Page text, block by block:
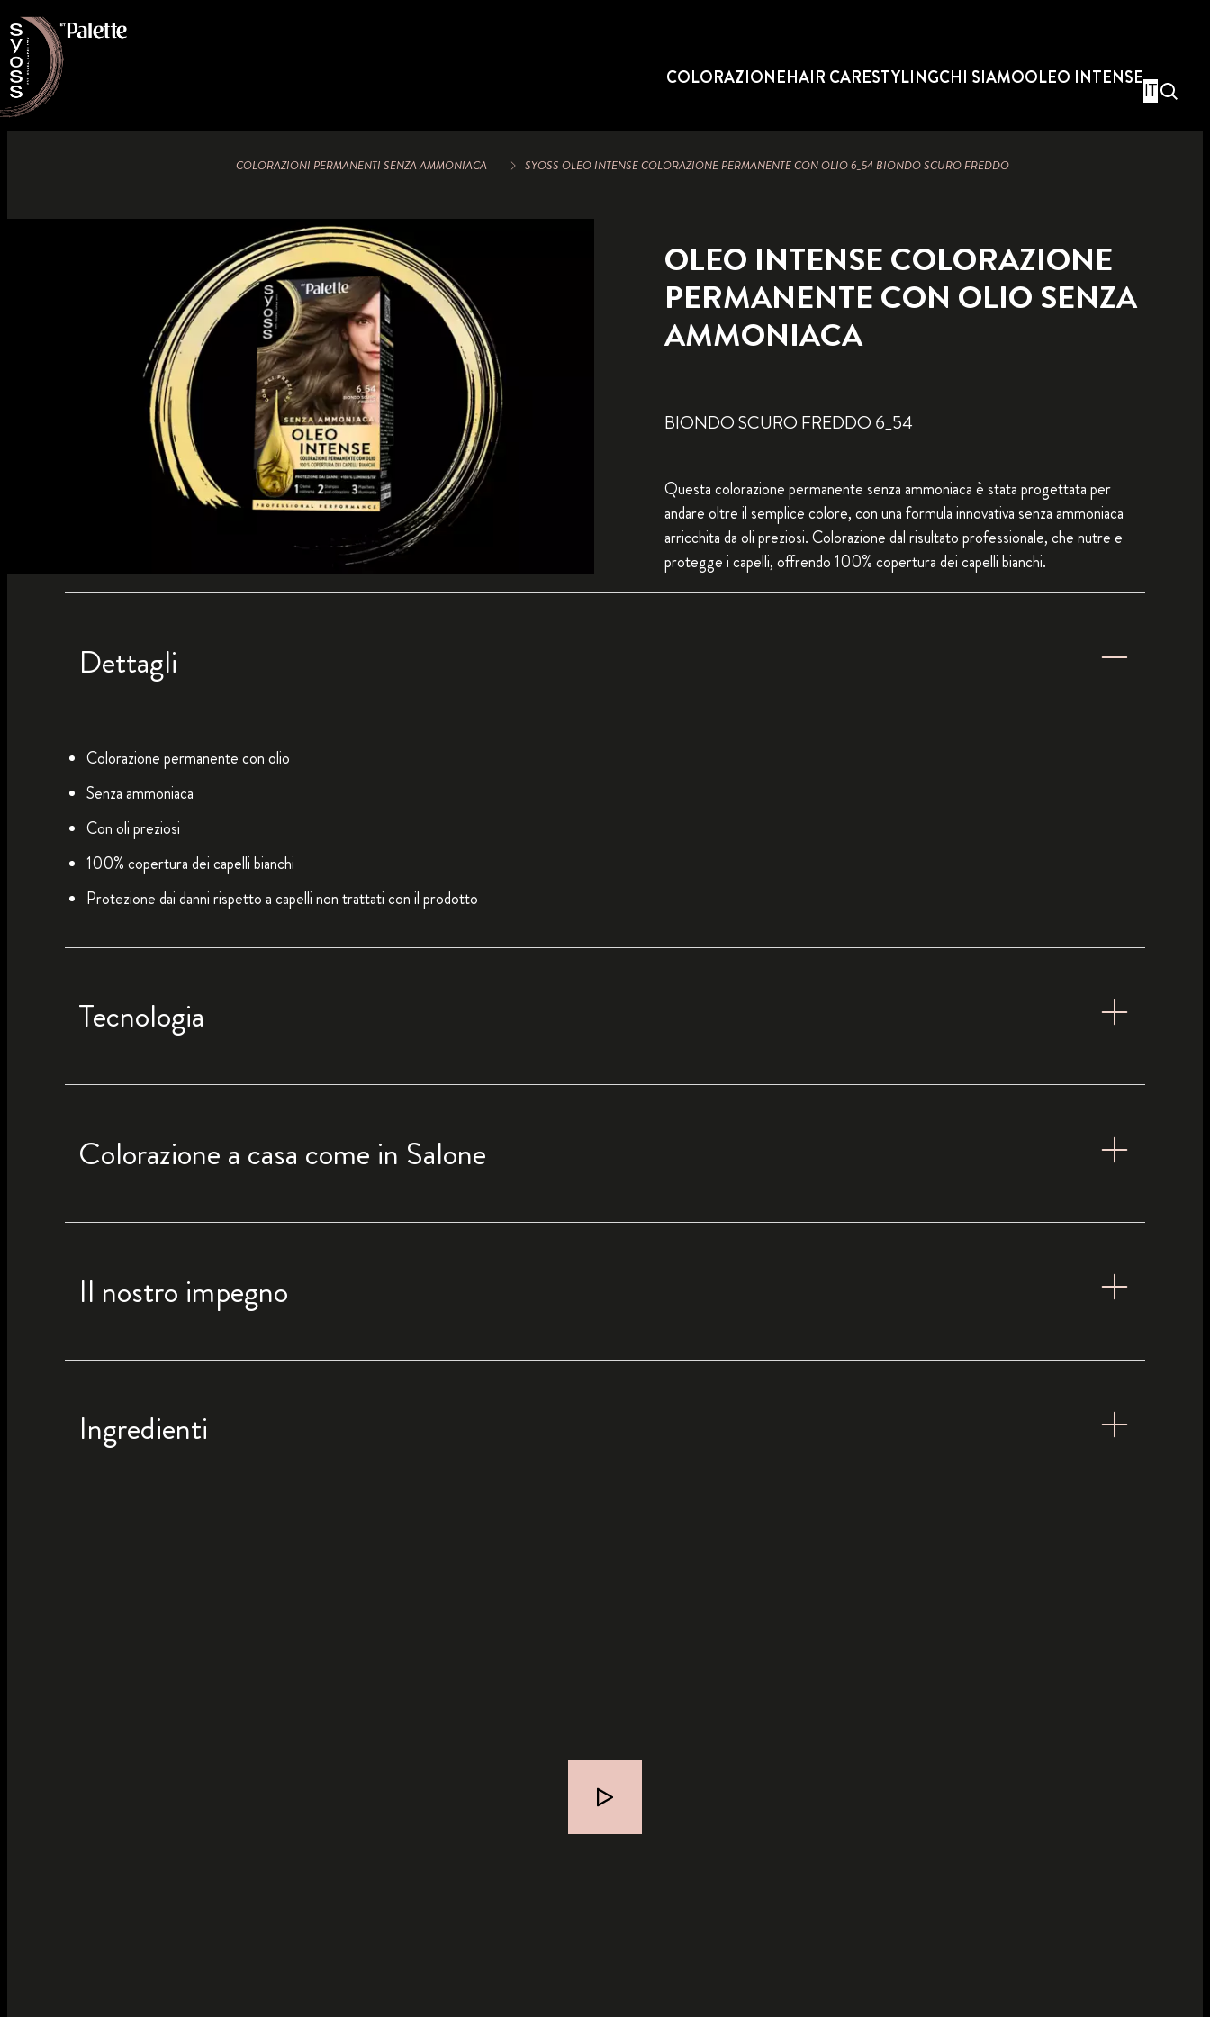
COLORAZIONEHAIR CARESTYLINGCHI SIAMOOLEO INTENSE
IT
COLORAZIONI PERMANENTI SENZA AMMONIACA SYOSS OLEO INTENSE COLORAZIONE PERMANENTE CON OLIO 6_54 BIONDO SCURO FREDDO
OLEO INTENSE COLORAZIONE
PERMANENTE CON OLIO SENZA
AMMONIACA
BIONDO SCURO FREDDO 6_54
Questa colorazione permanente senza ammoniaca è stata progettata per
andare oltre il semplice colore, con una formula innovativa senza ammoniaca
arricchita da oli preziosi. Colorazione dal risultato professionale, che nutre e
protegge i capelli, offrendo 100% copertura dei capelli bianchi.
Dettagli
Colorazione permanente con olio
Senza ammoniaca
Con oli preziosi
100% copertura dei capelli bianchi
Protezione dai danni rispetto a capelli non trattati con il prodotto
Tecnologia
Colorazione a casa come in Salone
Il nostro impegno
Ingredienti